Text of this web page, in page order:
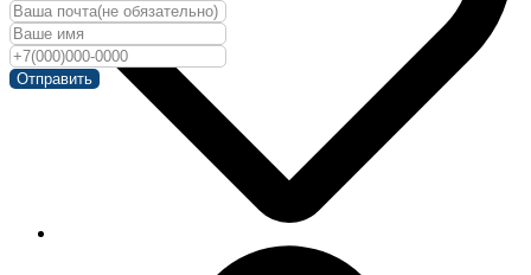
Отправить